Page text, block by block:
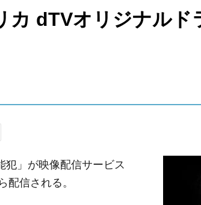
カ dTVオリジナルド
」が映像配信サービス
配信される。